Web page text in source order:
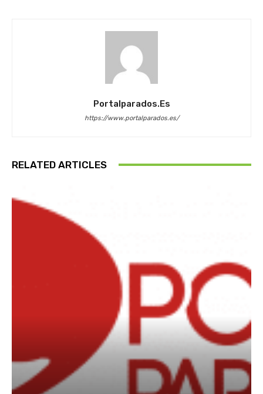
Portalparados.es
https://www.portalparados.es/
RELATED ARTICLES